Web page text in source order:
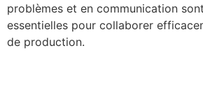
problèmes et en communication
essentielles pour collaborer
de production.